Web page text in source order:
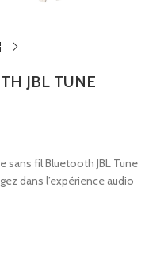
JBL TUNE
sans fil Bluetooth JBL Tune
dans l’expérience audio